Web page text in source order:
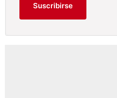
Suscribirse